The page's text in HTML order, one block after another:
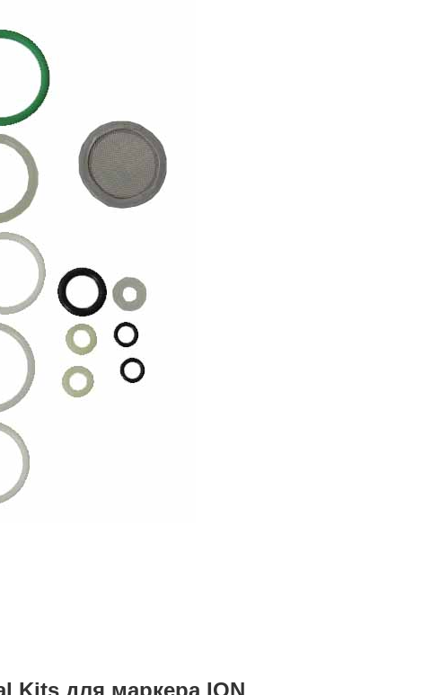
Kits для маркера ION